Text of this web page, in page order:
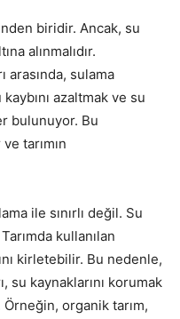
biridir. Ancak, su
alınmalıdır.
arasında, sulama
azaltmak ve su
bulunuyor. Bu
tarımın
ile sınırlı değil. Su
kullanılan
kirletebilir. Bu nedenle,
su kaynaklarını korumak
organik tarım,